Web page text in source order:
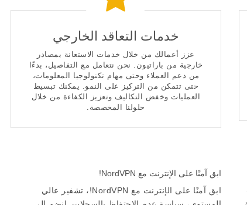
خدمات التعاقد الخارجي
عزز أعمالك من خلال خدمات الاستعانة بمصادر
خارجية من باراتيون. نحن نتعامل مع التفاصيل، بدءًا
من دعم العملاء وحتى مهام تكنولوجيا المعلومات،
حتى تتمكن من التركيز على النمو. يمكنك تبسيط
العمليات وخفض التكاليف وتعزيز الكفاءة من خلال
حلولنا المخصصة.
ابق آمنًا على الإنترنت مع NordVPN!
ابق آمنًا على الإنترنت مع NordVPN!، تشفير عالي